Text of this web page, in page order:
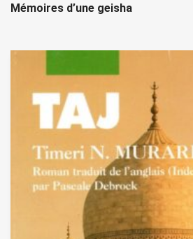
Mémoires d’une geisha